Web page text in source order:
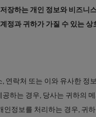
저장하는 개인 정보와 비
정과 귀하가 가질 수 있는
락처 또는 이와 유사한
하는 경우, 당사는 귀하의
정보를 처리하는 경우, 귀